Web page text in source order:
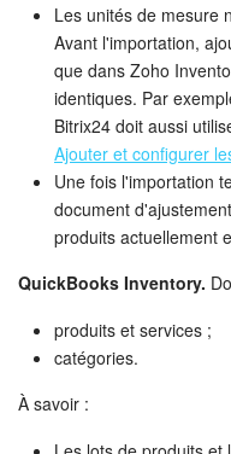
Les unités de mesure
Avant l'importation,
que dans Zoho
identiques. Par
Bitrix24 doit aussi
Ajouter et configurer
Une fois l'importation
document
produits actuellement
QuickBooks Inventory.
produits et services ;
catégories.
À savoir :